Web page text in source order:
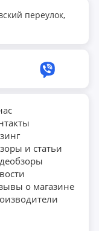
переулок,
и статьи
о магазине